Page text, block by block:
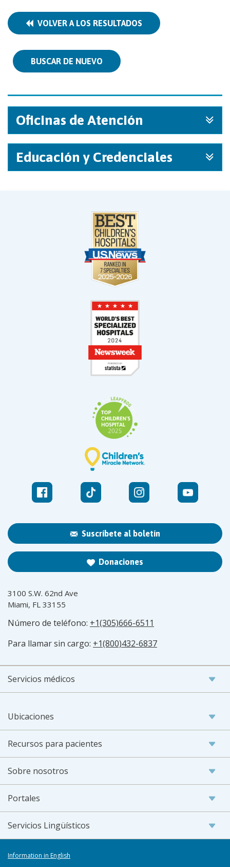
VOLVER A LOS RESULTADOS
BUSCAR DE NUEVO
Oficinas de Atención
Educación y Credenciales
Suscríbete al boletín
Donaciones
3100 S.W. 62nd Ave
Miami, FL 33155
Número de teléfono: +1(305)666-6511
Para llamar sin cargo: +1(800)432-6837
Servicios médicos
Ubicaciones
Recursos para pacientes
Sobre nosotros
Portales
Servicios Lingüísticos
Information in English